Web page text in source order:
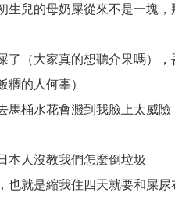
生兒的母奶屎從來不是一塊
了（大家真的想聽介果嗎）
的人何辜）
馬桶水花會濺到我臉上太威險
本人沒教我們怎麼倒垃圾
也就是縮我住四天就要和屎尿